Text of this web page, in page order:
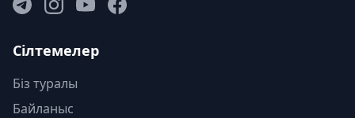
Сілтемелер
Біз туралы
Байланыс